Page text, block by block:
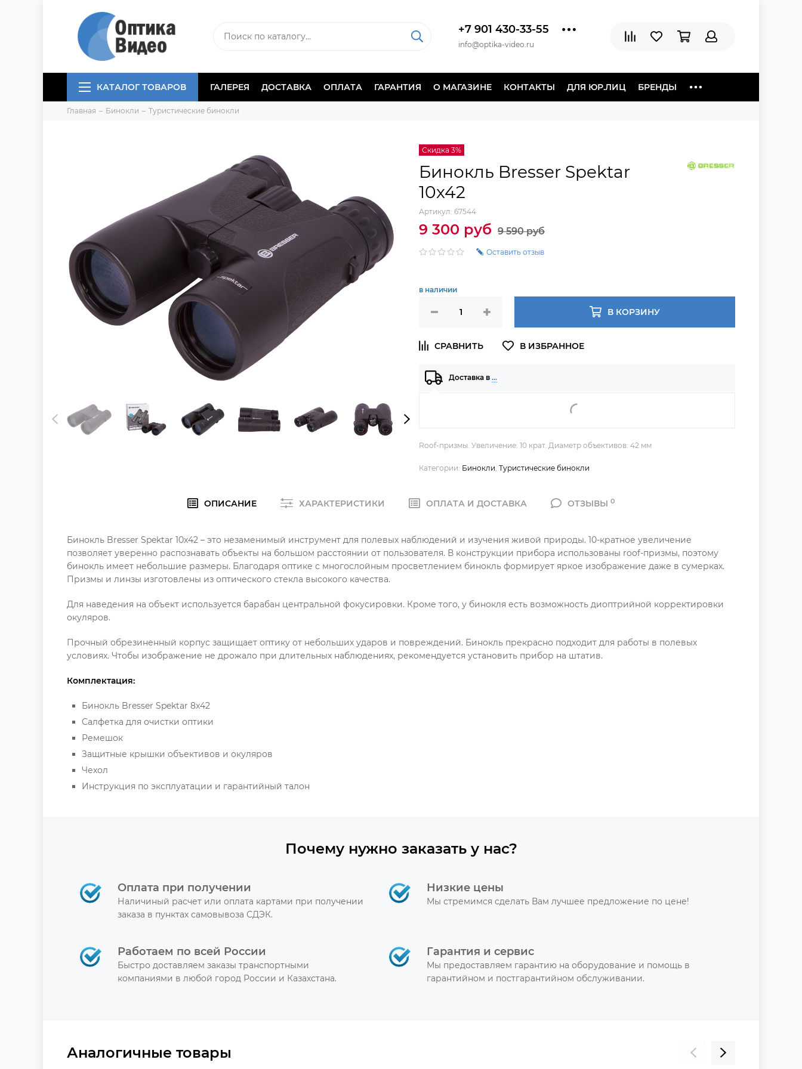
+7 901 430-33-55
info@optika-video.ru
КАТАЛОГ ТОВАРОВ ГАЛЕРЕЯ ДОСТАВКА ОПЛАТА ГАРАНТИЯ О МАГАЗИНЕ КОНТАКТЫ ДЛЯ ЮР.ЛИЦ БРЕНДЫ
Главная Бинокли Туристические бинокли
Скидка 3%
Бинокль Bresser Spektar
10x42
Артикул: 67544
9 300 руб 9 590 руб
Оставить отзыв
в наличии
В КОРЗИНУ
Доставка в …
Roof-призмы. Увеличение: 10 крат. Диаметр объективов: 42 мм
Категории: Бинокли Туристические бинокли
ОПИСАНИЕ ХАРАКТЕРИСТИКИ ОПЛАТА И ДОСТАВКА ОТЗЫВЫ0
Бинокль Bresser Spektar 10x42 – это незаменимый инструмент для полевых наблюдений и изучения живой природы. 10-кратное увеличение
позволяет уверенно распознавать объекты на большом расстоянии от пользователя. В конструкции прибора использованы roof-призмы, поэтому
бинокль имеет небольшие размеры. Благодаря оптике с многослойным просветлением бинокль формирует яркое изображение даже в сумерках.
Призмы и линзы изготовлены из оптического стекла высокого качества.
Для наведения на объект используется барабан центральной фокусировки. Кроме того, у бинокля есть возможность диоптрийной корректировки
окуляров.
Прочный обрезиненный корпус защищает оптику от небольших ударов и повреждений. Бинокль прекрасно подходит для работы в полевых
условиях. Чтобы изображение не дрожало при длительных наблюдениях, рекомендуется установить прибор на штатив.
Комплектация:
Бинокль Bresser Spektar 8x42
Салфетка для очистки оптики
Ремешок
Защитные крышки объективов и окуляров
Чехол
Инструкция по эксплуатации и гарантийный талон
Почему нужно заказать у нас?
Оплата при получении
Наличиный расчет или оплата картами при получении
заказа в пунктах самовывоза СДЭК.
Низкие цены
Мы стремимся сделать Вам лучшее предложение по цене!
Работаем по всей России
Быстро доставляем заказы транспортными
компаниями в любой город России и Казахстана.
Гарантия и сервис
Мы предоставляем гарантию на оборудование и помощь в
гарантийном и постгарантийном обслуживании.
Аналогичные товары